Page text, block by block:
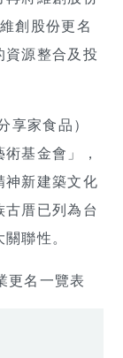
創股份更名
源整合及投
家食品）
基金會」，
神新建築文化
厝已列為台
聯性。
更名一覽表